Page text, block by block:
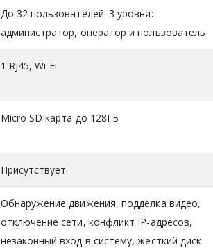
До 32 пользователей. 3 уровня:
администратор, оператор и пользователь
1 RJ45, Wi-Fi
Micro SD карта до 128ГБ
Присутствует
Обнаружение движения, подделка видео,
отключение сети, конфликт IP-адресов,
незаконный вход в систему, жесткий диск